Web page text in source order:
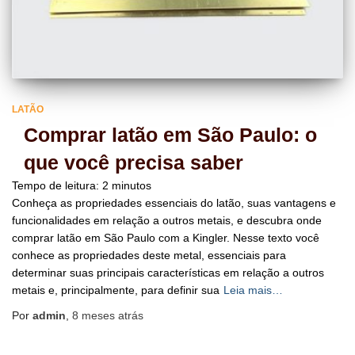
LATÃO
Comprar latão em São Paulo: o
que você precisa saber
Tempo de leitura: 2 minutos
Conheça as propriedades essenciais do latão, suas vantagens e
funcionalidades em relação a outros metais, e descubra onde
comprar latão em São Paulo com a Kingler. Nesse texto você
conhece as propriedades deste metal, essenciais para
determinar suas principais características em relação a outros
metais e, principalmente, para definir sua Leia mais…
Por admin 8 meses atrás